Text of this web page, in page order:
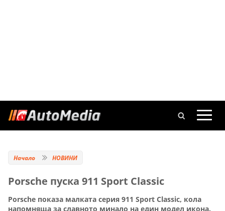
Начало НОВИНИ
Porsche пуска 911 Sport Classic
Porsche показа малката серия 911 Sport Classic, кола
напомняща за славното минало на един модел икона.